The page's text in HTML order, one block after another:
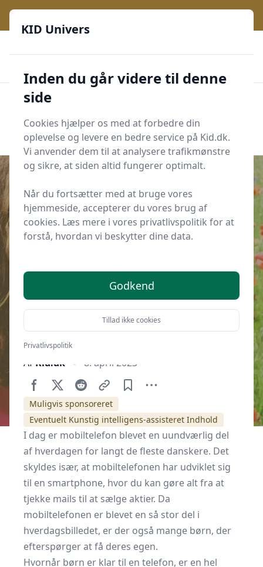
Start søgning
Start søgning
Udgivet iFor de voksne
Hvilken telefon skal jeg købe til
mine børn? Her er 5 ting du skal
Af Kid.dk 8. april 2023
Muligvis sponsoreret
Eventuelt Kunstig intelligens-assisteret Indhold
I dag er mobiltelefon blevet en uundværlig del
af hverdagen for langt de fleste danskere. Det
skyldes især, at mobiltelefonen har udviklet sig
til en smartphone, hvor du kan gøre alt fra at
tjekke mails til at sælge aktier. Da
mobiltelefonen er blevet en så stor del i
hverdagsbilledet, er der også mange børn, der
efterspørger at få deres egen.
Hvornår børn er klar til en telefon, er en hel
KID Univers
Inden du går videre til denne
side
Cookies hjælper os med at forbedre din
oplevelse og levere en bedre service på Kid.dk.
Vi anvender dem til at analysere trafikmønstre
og sikre, at siden altid fungerer optimalt.
Når du fortsætter med at bruge vores
hjemmeside, accepterer du vores brug af
cookies. Læs mere i vores privatlivspolitik for at
forstå, hvordan vi beskytter dine data.
Godkend
Tillad ikke cookies
Privatlivspolitik